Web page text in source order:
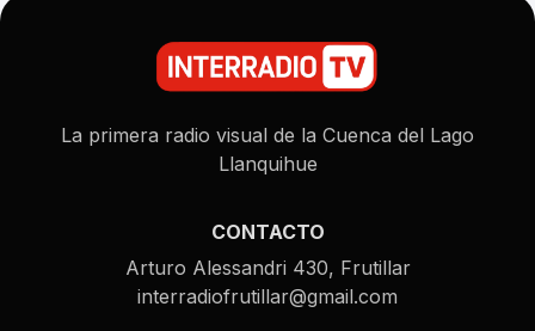
La primera radio visual de la Cuenca del Lago
Llanquihue
CONTACTO
Arturo Alessandri 430, Frutillar
interradiofrutillar@gmail.com